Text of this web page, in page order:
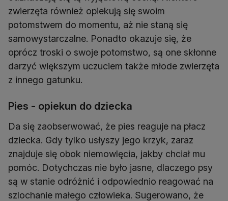
zwierzęta również opiekują się swoim
potomstwem do momentu, aż nie staną się
samowystarczalne. Ponadto okazuje się, że
oprócz troski o swoje potomstwo, są one skłonne
darzyć większym uczuciem także młode zwierzęta
z innego gatunku.
Pies - opiekun do dziecka
Da się zaobserwować, że pies reaguje na płacz
dziecka. Gdy tylko usłyszy jego krzyk, zaraz
znajduje się obok niemowlęcia, jakby chciał mu
pomóc. Dotychczas nie było jasne, dlaczego psy
są w stanie odróżnić i odpowiednio reagować na
szlochanie małego człowieka. Sugerowano, że